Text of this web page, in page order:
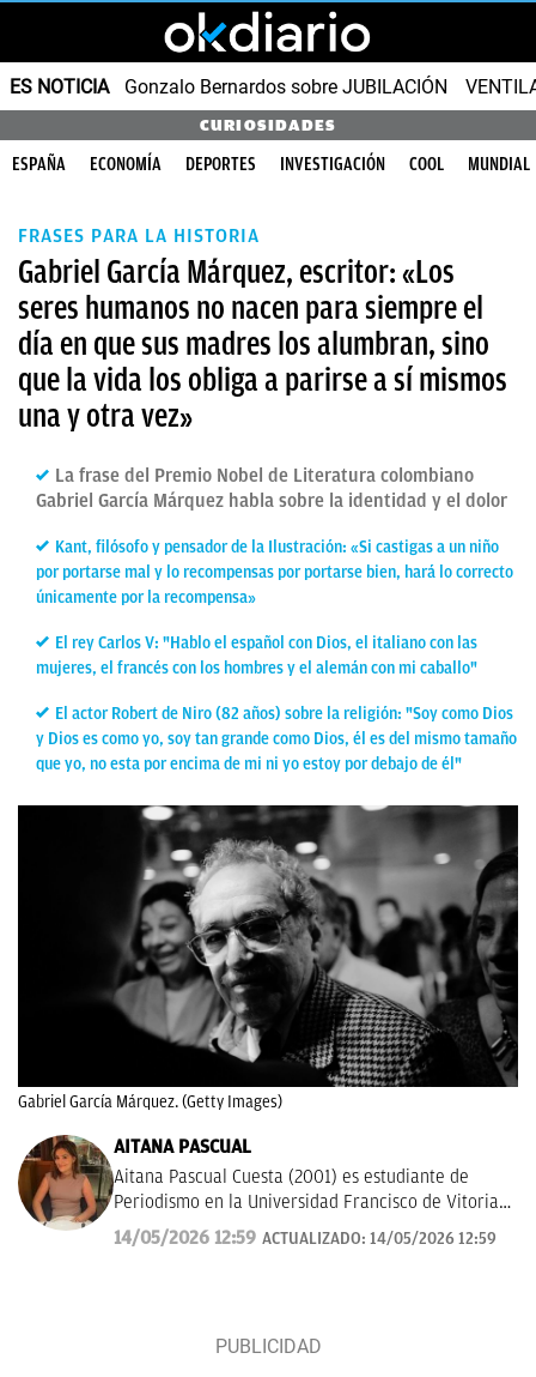
ES NOTICIA Gonzalo Bernardos sobre JUBILACIÓN
CURIOSIDADES
ESPAÑA ECONOMÍA DEPORTES INVESTIGACIÓN COOL MUNDIAL
FRASES PARA LA HISTORIA
Gabriel García Márquez, escritor: «Los
seres humanos no nacen para siempre el
día en que sus madres los alumbran, sino
que la vida los obliga a parirse a sí mismos
una y otra vez»
La frase del Premio Nobel de Literatura colombiano
Gabriel García Márquez habla sobre la identidad y el dolor
Kant, filósofo y pensador de la Ilustración: «Si castigas a un niño
por portarse mal y lo recompensas por portarse bien, hará lo correcto
únicamente por la recompensa»
El rey Carlos V: "Hablo el español con Dios, el italiano con las
mujeres, el francés con los hombres y el alemán con mi caballo"
El actor Robert de Niro (82 años) sobre la religión: "Soy como Dios
y Dios es como yo, soy tan grande como Dios, él es del mismo tamaño
que yo, no esta por encima de mi ni yo estoy por debajo de él"
Gabriel García Márquez. (Getty Images)
AITANA PASCUAL
Aitana Pascual Cuesta (2001) es estudiante de
Periodismo en la Universidad Francisco de Vitoria
de Madrid desde el 2023. Escogió esta profesión
por su gran vocación con la comunicación y la
los sucesos de forma clara y rigurosa.
14/05/2026 12:59 ACTUALIZADO: 14/05/2026 12:59